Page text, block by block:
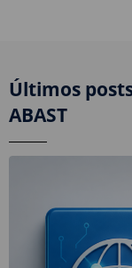
Últimos
ABAST